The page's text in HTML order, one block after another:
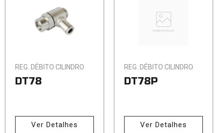
REG. DÉBITO CILINDRO
DT78
Ver Detalhes
REG. DÉBITO CILINDRO
DT78P
Ver Detalhes